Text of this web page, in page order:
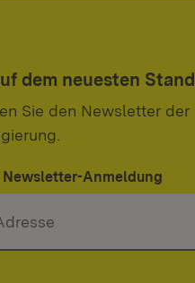
dem neuesten Stand
Sie den Newsletter der
Newsletter-Anmeldung